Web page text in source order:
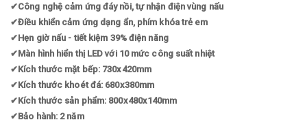
✔Công nghệ cảm ứng đáy nồi, tự nhận điện vùng nấu
✔Điều khiển cảm ứng dạng ẩn, phím khóa trẻ em
✔Hẹn giờ nấu - tiết kiệm 39% điện năng
✔Màn hình hiển thị LED với 10 mức công suất nhiệt
✔Kích thước mặt bếp: 730x420mm
✔Kích thước khoét đá: 680x380mm
✔Kích thước sản phẩm: 800x480x140mm
✔Bảo hành: 2 năm